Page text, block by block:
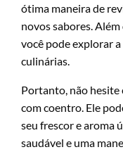
ótima maneira de
novos sabores.
você pode explorar
culinárias.
Portanto, não hesite
com coentro. Ele
seu frescor e aroma
saudável e uma